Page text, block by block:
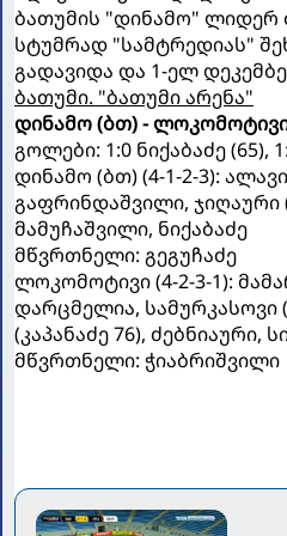
ბათუმის "დინამო" ლიდერ
სტუმრად "სამტრედიას"
გადავიდა და 1-ელ
ბათუმი. "ბათუმი არენა"
დინამო (ბთ) -
გოლები: 1:0 ნიქაბაძე (65),
დინამო (ბთ) (4-1-2-3):
გაფრინდაშვილი, ჯიღაური
მამუჩაშვილი, ნიქაბაძე
მწვრთნელი: გეგუჩაძე
ლოკომოტივი (4-2-3-1):
დარცმელია, სამურკასოვი
(კაპანაძე 76), ძებნიაური,
მწვრთნელი: ჭიაბრიშვილი